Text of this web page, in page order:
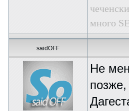
много
saidOFF
Не
позже,